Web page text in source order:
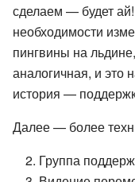
сделаем — будет
необходимости
пингвины на
аналогичная, и это
история —
Далее — более
2. Группа